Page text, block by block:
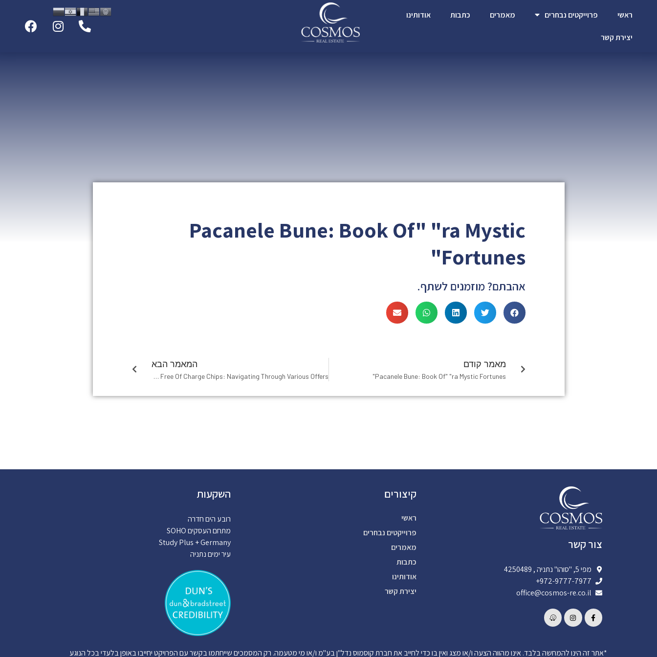
ראשי פרוייקטים נבחרים מאמרים כתבות אודותינו
יצירת קשר
Pacanele Bune: Book Of" "ra Mystic
Fortunes"
אהבתם? מוזמנים לשתף.
מאמר קודם
Pacanele Bune: Book Of" "ra Mystic Fortunes"
המאמר הבא
Ricky Casino Free Of Charge Chips: Navigating Through Various Offers
צור קשר
מפי 5, "סוהו" נתניה , 4250489
972-9777-7977+
office@cosmos-re.co.il
קיצורים
ראשי
פרוייקטים נבחרים
מאמרים
כתבות
אודותינו
יצירת קשר
השקעות
רובע הים חדרה
מתחם העסקים SOHO
Study Plus + Germany
עיר ימים נתניה
*אתר זה הינו להמחשה בלבד. אינו מהווה הצעה ו/או מצג ואין בו כדי לחייב את חברת קוסמוס נדל"ן בע"מ ו/או מי מטעמה. רק המסמכים שייחתמו בקשר עם הפרויקט יחייבו באופן בלעדי בכל הנוגע